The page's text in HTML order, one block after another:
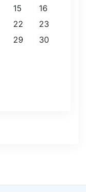
15
16
22
23
29
30